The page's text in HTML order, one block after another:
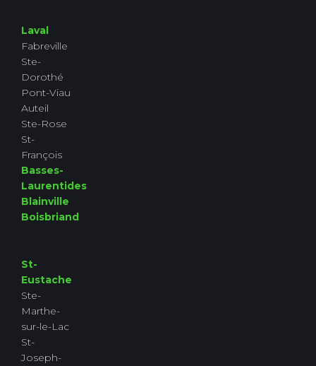
Laval
Fabreville
Ste-
Dorothé
Pont-Viau
Auteil
Ste-Rose
St-
François
Basses-
Laurentides
Blainville
Boisbriand
St-
Eustache
Ste-
Marthe-
sur-le-Lac
St-
Joseph-